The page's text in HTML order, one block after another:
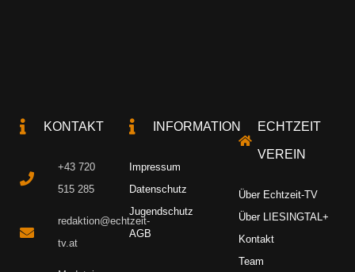
KONTAKT
+43 720
515 285
redaktion@echtzeit-
tv.at
INFORMATION
Impressum
Datenschutz
Jugendschutz
AGB
ECHTZEIT
VEREIN
Über Echtzeit-TV
Über LIESINGTAL+
Kontakt
Team